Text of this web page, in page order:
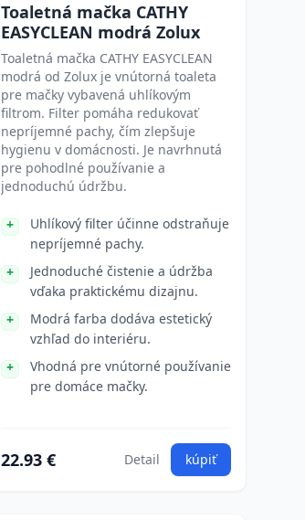
Toaletná mačka CATHY
EASYCLEAN modrá Zolux
Toaletná mačka CATHY EASYCLEAN
modrá od Zolux je vnútorná toaleta
pre mačky vybavená uhlíkovým
filtrom. Filter pomáha redukovať
nepríjemné pachy, čím zlepšuje
hygienu v domácnosti. Je navrhnutá
pre pohodlné používanie a
jednoduchú údržbu.
Uhlíkový filter účinne odstraňuje
nepríjemné pachy.
Jednoduché čistenie a údržba
vďaka praktickému dizajnu.
Modrá farba dodáva estetický
vzhľad do interiéru.
Vhodná pre vnútorné používanie
pre domáce mačky.
22.93 € Detail kúpiť